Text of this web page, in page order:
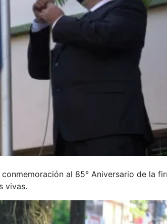
al 85° Aniversario de la
vivas.